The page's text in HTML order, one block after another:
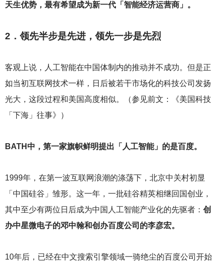
天生优势，最有希望成为新一代「智能经济运营商」。
2 ．领先半步是先进，领先一步是先烈
客观上说，人工智能在中国体制内的推动并不成功。但是正
如当初互联网技术一样，日后被若干市场化的科技公司发扬
光大，这段过程和美国高度相似。（参见前文：《美国科技
「下海」往事》）
BATH中，第一家旗帜鲜明提出「人工智能」的是百度。
1999年，在第一波互联网浪潮的涤荡下，北京中关村初显
「中国硅谷」雏形。这一年，一批硅谷精英相继回国创业，
其中至少有两位日后成为中国人工智能产业化的先驱者： 创
办中星微电子的邓中翰和创办百度公司的李彦宏。
10年后，已经在中文搜索引擎领域一骑绝尘的百度公司开始